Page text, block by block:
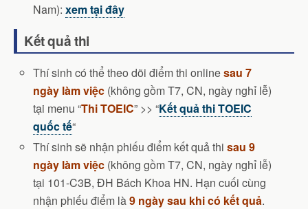
Nam):xem tại đây
Kết quả thi
Thí sinh có thể theo dõi điểm thi onlinesau 7
ngày làm việc (không gồm T7, CN, ngày nghỉ lễ)
tại menu “Thi TOEIC” >> “Kết quả thi TOEIC
quốc tế“
Thí sinh sẽ nhận phiếu điểm kết quả thisau 9
ngày làm việc (không gồm T7, CN, ngày nghỉ lễ)
tại 101-C3B, ĐH Bách Khoa HN. Hạn cuối cùng
nhận phiếu điểm là9 ngày sau khi có kết quả.